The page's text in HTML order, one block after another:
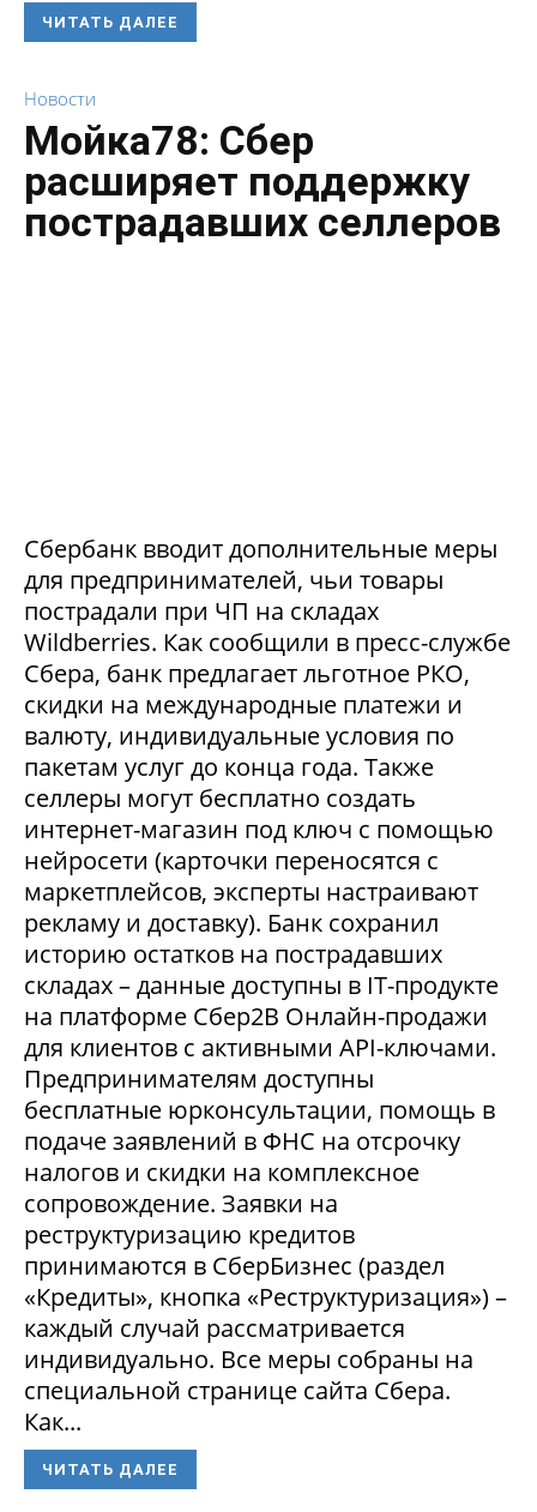
ЧИТАТЬ ДАЛЕЕ
Новости
Мойка78: Сбер
расширяет поддержку
пострадавших селлеров
Сбербанк вводит дополнительные меры
для предпринимателей, чьи товары
пострадали при ЧП на складах
Wildberries. Как сообщили в пресс-службе
Сбера, банк предлагает льготное РКО,
скидки на международные платежи и
валюту, индивидуальные условия по
пакетам услуг до конца года. Также
селлеры могут бесплатно создать
интернет-магазин под ключ с помощью
нейросети (карточки переносятся с
маркетплейсов, эксперты настраивают
рекламу и доставку). Банк сохранил
историю остатков на пострадавших
складах – данные доступны в IT-продукте
на платформе Сбер2В Онлайн-продажи
для клиентов с активными API-ключами.
Предпринимателям доступны
бесплатные юрконсультации, помощь в
подаче заявлений в ФНС на отсрочку
налогов и скидки на комплексное
сопровождение. Заявки на
реструктуризацию кредитов
принимаются в СберБизнес (раздел
«Кредиты», кнопка «Реструктуризация») –
каждый случай рассматривается
индивидуально. Все меры собраны на
специальной странице сайта Сбера.
Как...
ЧИТАТЬ ДАЛЕЕ